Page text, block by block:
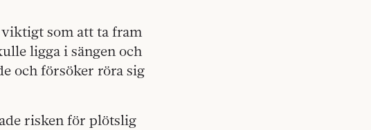
som att ta fram
ligga i sängen och
och försöker röra sig
risken för plötslig